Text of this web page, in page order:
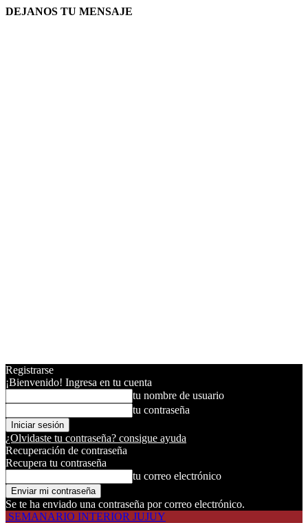
DEJANOS TU MENSAJE
Registrarse
¡Bienvenido! Ingresa en tu cuenta
tu nombre de usuario
tu contraseña
¿Olvidaste tu contraseña? consigue ayuda
Recuperación de contraseña
Recupera tu contraseña
tu correo electrónico
Se te ha enviado una contraseña por correo electrónico.
SEMANARIO INTERIOR JUJUY